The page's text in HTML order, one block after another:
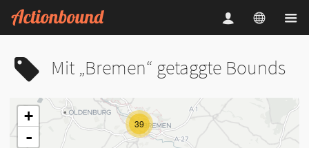
Mit „Bremen“ getaggte Bounds
39
+
-